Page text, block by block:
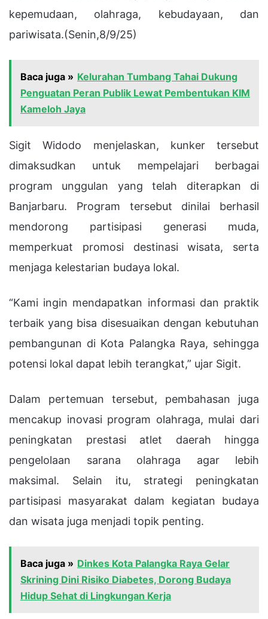
kepemudaan, olahraga, kebudayaan, dan
pariwisata.(Senin,8/9/25)
Baca juga » Kelurahan Tumbang Tahai Dukung
Penguatan Peran Publik Lewat Pembentukan KIM
Kameloh Jaya
Sigit Widodo menjelaskan, kunker tersebut
dimaksudkan untuk mempelajari berbagai
program unggulan yang telah diterapkan di
Banjarbaru. Program tersebut dinilai berhasil
mendorong partisipasi generasi muda,
memperkuat promosi destinasi wisata, serta
menjaga kelestarian budaya lokal.
“Kami ingin mendapatkan informasi dan praktik
terbaik yang bisa disesuaikan dengan kebutuhan
pembangunan di Kota Palangka Raya, sehingga
potensi lokal dapat lebih terangkat,” ujar Sigit.
Dalam pertemuan tersebut, pembahasan juga
mencakup inovasi program olahraga, mulai dari
peningkatan prestasi atlet daerah hingga
pengelolaan sarana olahraga agar lebih
maksimal. Selain itu, strategi peningkatan
partisipasi masyarakat dalam kegiatan budaya
dan wisata juga menjadi topik penting.
Baca juga » Dinkes Kota Palangka Raya Gelar
Skrining Dini Risiko Diabetes, Dorong Budaya
Hidup Sehat di Lingkungan Kerja